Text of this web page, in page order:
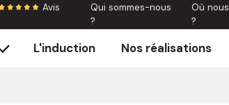
Avis
Qui sommes-nous
?
Où
?
L'induction Nos réalisations